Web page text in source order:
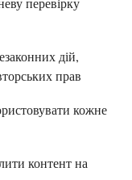
дій,
прав
кожне
контент на